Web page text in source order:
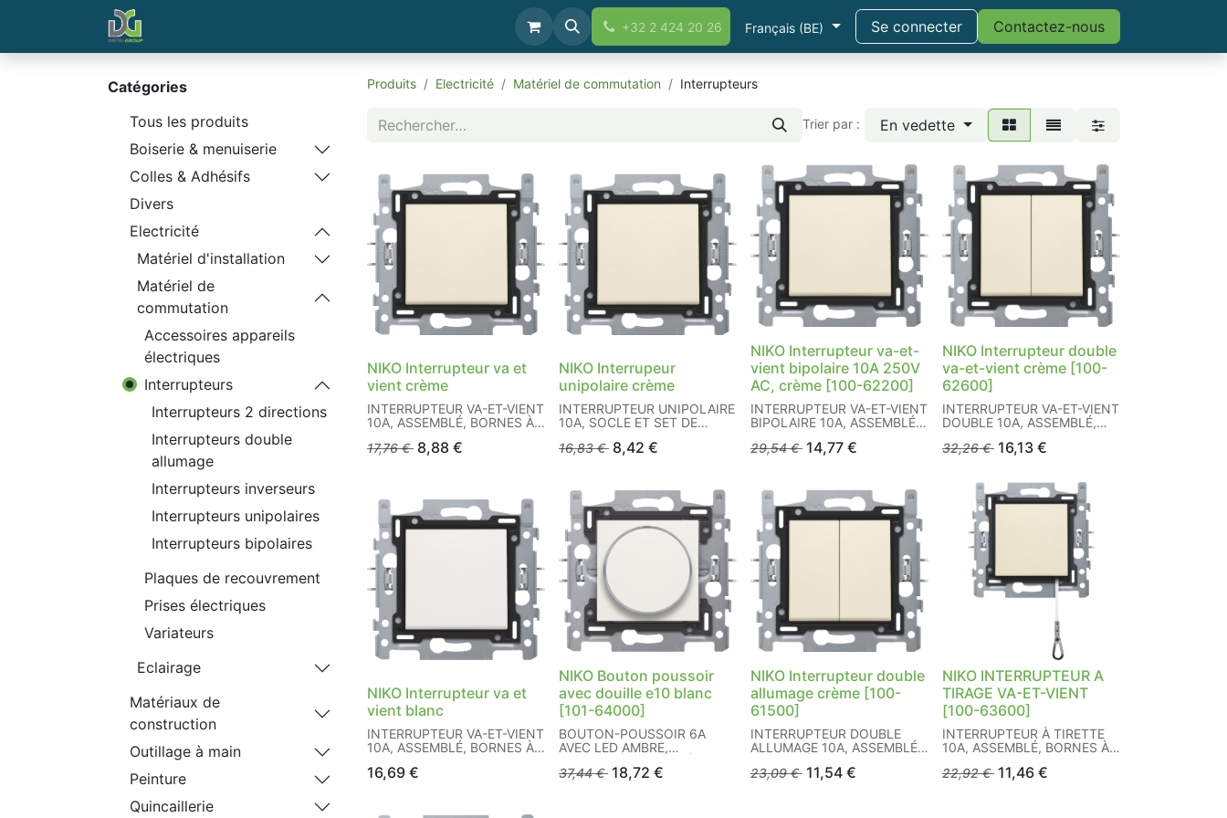
+32 2 424 20 26 Français (BE) Se connecter Contactez-nous
Catégories
Tous les produits
Boiserie & menuiserie
Colles & Adhésifs
Divers
Electricité
Matériel d'installation
Matériel de
commutation
Accessoires appareils
électriques
Interrupteurs
Interrupteurs 2 directions
Interrupteurs double
allumage
Interrupteurs inverseurs
Interrupteurs unipolaires
Interrupteurs bipolaires
Plaques de recouvrement
Prises électriques
Variateurs
Eclairage
Matériaux de
construction
Outillage à main
Peinture
Quincaillerie
Produits Electricité Matériel de commutation Interrupteurs
Trier par : En vedette
NIKO Interrupteur va et
vient crème
INTERRUPTEUR VA-ET-VIENT
10A, ASSEMBLÉ, BORNES À
17,76€ 8,88 €
NIKO Interrupeur
unipolaire crème
INTERRUPTEUR UNIPOLAIRE
10A, SOCLE ET SET DE
16,83€ 8,42 €
NIKO Interrupteur va-et-
vient bipolaire 10A 250V
AC, crème [100-62200]
INTERRUPTEUR VA-ET-VIENT
BIPOLAIRE 10A, ASSEMBLÉ,
29,54€ 14,77 €
NIKO Interrupteur double
va-et-vient crème [100-
62600]
INTERRUPTEUR VA-ET-VIENT
DOUBLE 10A, ASSEMBLÉ,
32,26€ 16,13 €
NIKO Interrupteur va et
vient blanc
INTERRUPTEUR VA-ET-VIENT
10A, ASSEMBLÉ, BORNES À
16,69 €
NIKO Bouton poussoir
avec douille e10 blanc
[101-64000]
BOUTON-POUSSOIR 6A
AVEC LED AMBRE,
37,44€ 18,72 €
NIKO Interrupteur double
allumage crème [100-
61500]
INTERRUPTEUR DOUBLE
ALLUMAGE 10A, ASSEMBLÉ,
23,09€ 11,54 €
NIKO INTERRUPTEUR A
TIRAGE VA-ET-VIENT
[100-63600]
INTERRUPTEUR À TIRETTE
10A, ASSEMBLÉ, BORNES À
22,92€ 11,46 €